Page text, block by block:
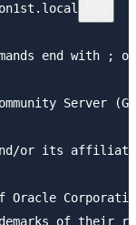
end with ;
Server
and/or its
Oracle
of their